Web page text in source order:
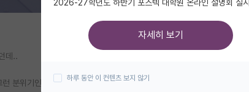
데..
분위기인가요?
2026-27학년도 하반기 포스텍 대학원 온라인 설명회 실시
자세히 보기
하루 동안 이 컨텐츠 보지 않기